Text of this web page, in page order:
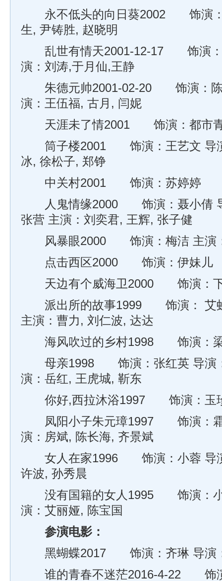
永不低头的向日葵2002 饰演：
生, 尹铸胜, 赵晓明
乱世有情天2001-12-17 饰演：
演：刘涛,于月仙,王静
朱德元帅2001-02-20 饰演：陈
演：王伍福, 古月, 闫妮
天涯未了情2001 饰演：都市
筒子楼2001 饰演：王艺文 导演
冰, 徐松子, 郑铮
中关村2001 饰演：苏婷婷
人鬼情缘2000 饰演：聂小倩 导
张营 主演：刘奕君, 王辉, 张子健
风暴眼2000 饰演：梅洁 主演：
点击西区2000 饰演：伊妹儿
天边有个威海卫2000 饰演：下
派出所的故事1999 饰演： 艾虹
主演：曹力, 刘仁波, 达达
海风吹过的乡村1998 饰演：
母亲1998 饰演：张红英 导演：
演：岳红, 王虎城, 靳东
你好,西拉沐浴1997 饰演：玉
凤阳小子朱元璋1997 饰演：霜
演：房斌, 陈长海, 齐景斌
女人在家1996 饰演：小蓉 导演
许波, 孙秀晨
没有国籍的女人1995 饰演：小
演：艾丽娅, 陈宝国
参演电影：
黑蝴蝶2017 饰演：齐琳 导演
谁的青春不迷茫2016-4-22 饰演